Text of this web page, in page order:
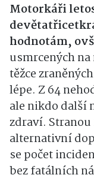
Motorkáři
hodnotám,
usmrcených
těžce
lépe. Z 64
ale nikdo další
zdraví.
alternativní
se počet
bez fatálních